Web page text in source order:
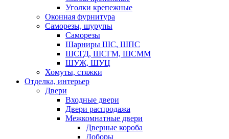
Уголки крепежные
Оконная фурнитура
Саморезы, шурупы
Саморезы
Шарниры ШС, ШПС
ШСГД, ШСГМ, ШСММ
ШУЖ, ШУЦ
Хомуты, стяжки
Отделка, интерьер
Двери
Входные двери
Двери распродажа
Межкомнатные двери
Дверные короба
Доборы